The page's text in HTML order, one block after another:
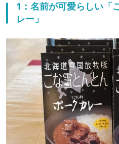
1：名前が可愛らしい「
レー」